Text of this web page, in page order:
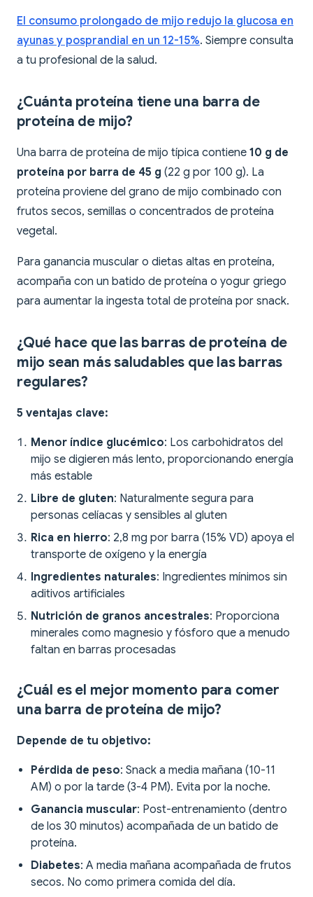
El consumo prolongado de mijo redujo la glucosa en
ayunas y posprandial en un 12-15%. Siempre consulta
a tu profesional de la salud.
¿Cuánta proteína tiene una barra de
proteína de mijo?
Una barra de proteína de mijo típica contiene 10 g de
proteína por barra de 45 g (22 g por 100 g). La
proteína proviene del grano de mijo combinado con
frutos secos, semillas o concentrados de proteína
vegetal.
Para ganancia muscular o dietas altas en proteína,
acompaña con un batido de proteína o yogur griego
para aumentar la ingesta total de proteína por snack.
¿Qué hace que las barras de proteína de
mijo sean más saludables que las barras
regulares?
5 ventajas clave:
Menor índice glucémico: Los carbohidratos del
mijo se digieren más lento, proporcionando energía
más estable
Libre de gluten: Naturalmente segura para
personas celíacas y sensibles al gluten
Rica en hierro: 2,8 mg por barra (15% VD) apoya el
transporte de oxígeno y la energía
Ingredientes naturales: Ingredientes mínimos sin
aditivos artificiales
Nutrición de granos ancestrales: Proporciona
minerales como magnesio y fósforo que a menudo
faltan en barras procesadas
¿Cuál es el mejor momento para comer
una barra de proteína de mijo?
Depende de tu objetivo:
Pérdida de peso: Snack a media mañana (10-11
AM) o por la tarde (3-4 PM). Evita por la noche.
Ganancia muscular: Post-entrenamiento (dentro
de los 30 minutos) acompañada de un batido de
proteína.
Diabetes: A media mañana acompañada de frutos
secos. No como primera comida del día.